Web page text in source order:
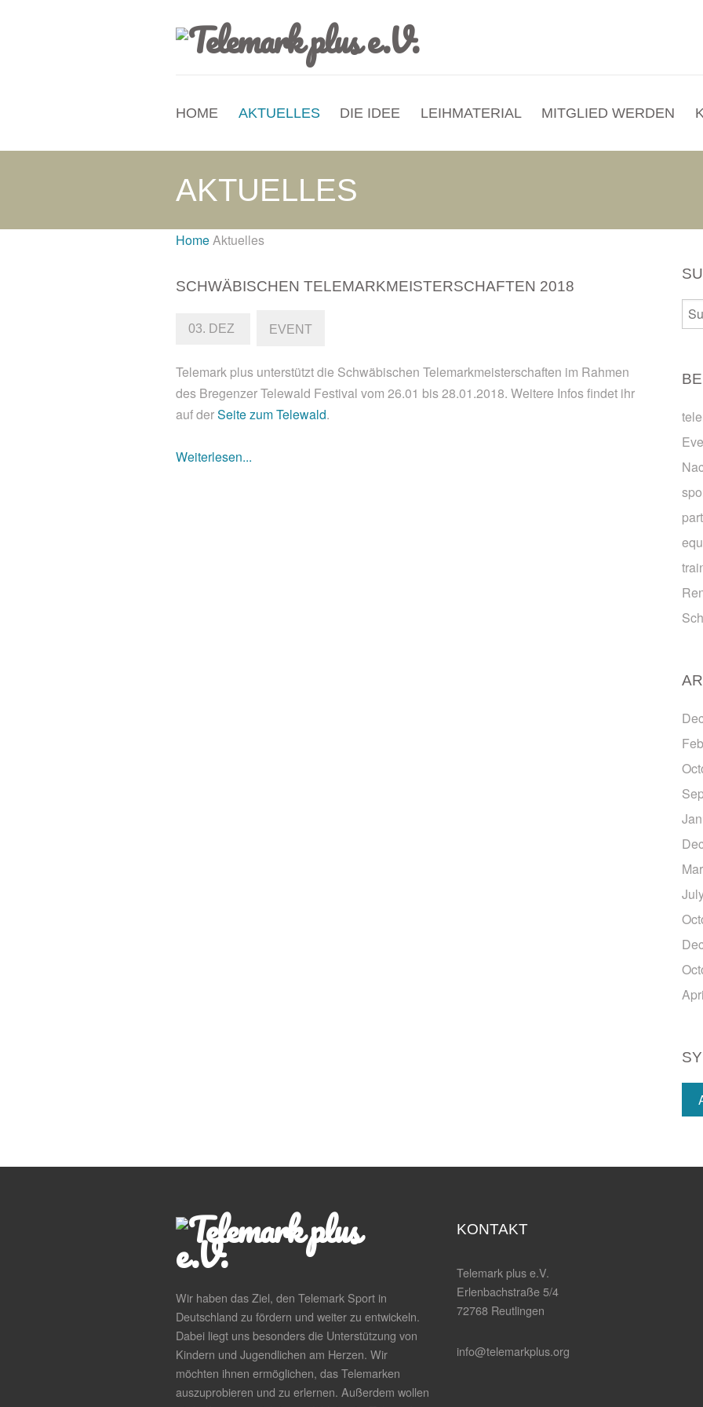
HOME AKTUELLES DIE IDEE LEIHMATERIAL MITGLIED WERDEN
AKTUELLES
HomeAktuelles
SCHWÄBISCHEN TELEMARKMEISTERSCHAFTEN 2018
03. DEZ EVENT
Telemark plus unterstützt die Schwäbischen Telemarkmeisterschaften im Rahmen
des Bregenzer Telewald Festival vom 26.01 bis 28.01.2018. Weitere Infos findet ihr
auf derSeite zum Telewald.
Weiterlesen...
Wir haben das Ziel, den Telemark Sport in
Deutschland zu fördern und weiter zu entwickeln.
Dabei liegt uns besonders die Unterstützung von
Kindern und Jugendlichen am Herzen. Wir
möchten ihnen ermöglichen, das Telemarken
auszuprobieren und zu erlernen. Außerdem wollen
KONTAKT
Telemark plus e.V.
Erlenbachstraße 5/4
72768 Reutlingen
info@telemarkplus.org